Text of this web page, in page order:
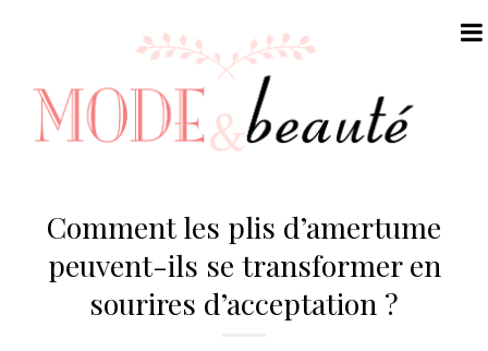
Comment les plis d’amertume
peuvent-ils se transformer en
sourires d’acceptation ?